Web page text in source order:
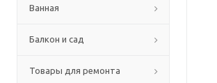
Ванная
Балкон и сад
Товары для ремонта